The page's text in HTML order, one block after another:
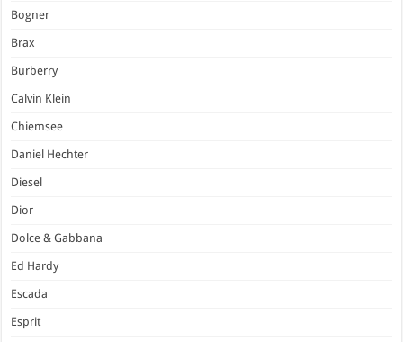
Bogner
Brax
Burberry
Calvin Klein
Chiemsee
Daniel Hechter
Diesel
Dior
Dolce & Gabbana
Ed Hardy
Escada
Esprit